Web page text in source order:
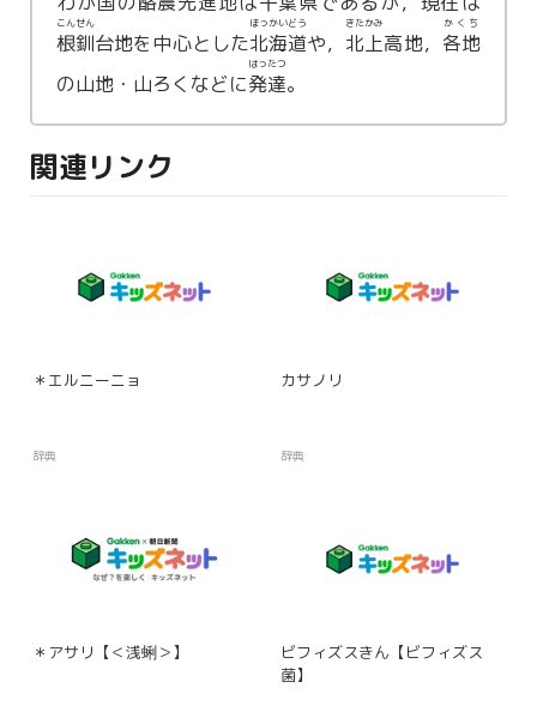
根釧
こんせん
台地を中心とした北海道
ほっかいどう
や， 北上
きたかみ
高地， 各地
かくち
の山地・山ろくなどに発達
はったつ
。
関連リンク
＊エルニーニョ
辞典
カサノリ
辞典
＊アサリ【＜浅蜊＞】
ビフィズスきん【ビフィズス
菌】